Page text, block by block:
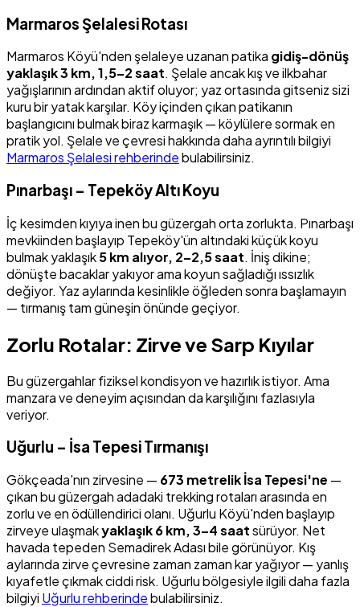
Marmaros Şelalesi Rotası
Marmaros Köyü'nden şelaleye uzanan patika gidiş-dönüş
yaklaşık 3 km, 1,5–2 saat. Şelale ancak kış ve ilkbahar
yağışlarının ardından aktif oluyor; yaz ortasında gitseniz sizi
kuru bir yatak karşılar. Köy içinden çıkan patikanın
başlangıcını bulmak biraz karmaşık — köylülere sormak en
pratik yol. Şelale ve çevresi hakkında daha ayrıntılı bilgiyi
Marmaros Şelalesi rehberindebulabilirsiniz.
Pınarbaşı – Tepeköy Altı Koyu
İç kesimden kıyıya inen bu güzergah orta zorlukta. Pınarbaşı
mevkiinden başlayıp Tepeköy'ün altındaki küçük koyu
bulmak yaklaşık5 km alıyor, 2–2,5 saat. İniş dikine;
dönüşte bacaklar yakıyor ama koyun sağladığı ıssızlık
değiyor. Yaz aylarında kesinlikle öğleden sonra başlamayın
— tırmanış tam güneşin önünde geçiyor.
Zorlu Rotalar: Zirve ve Sarp Kıyılar
Bu güzergahlar fiziksel kondisyon ve hazırlık istiyor. Ama
manzara ve deneyim açısından da karşılığını fazlasıyla
veriyor.
Uğurlu – İsa Tepesi Tırmanışı
Gökçeada'nın zirvesine — 673 metrelik İsa Tepesi'ne —
çıkan bu güzergah adadaki trekking rotaları arasında en
zorlu ve en ödüllendirici olanı. Uğurlu Köyü'nden başlayıp
zirveye ulaşmakyaklaşık 6 km, 3–4 saatsürüyor. Net
havada tepeden Semadirek Adası bile görünüyor. Kış
aylarında zirve çevresine zaman zaman kar yağıyor — yanlış
kıyafetle çıkmak ciddi risk. Uğurlu bölgesiyle ilgili daha fazla
bilgiyi Uğurlu rehberindebulabilirsiniz.